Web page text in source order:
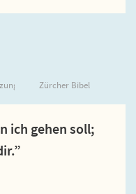
Zürcher Bibel
ich gehen soll;